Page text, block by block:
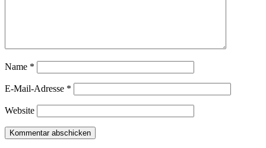
Name *
E-Mail-Adresse *
Website